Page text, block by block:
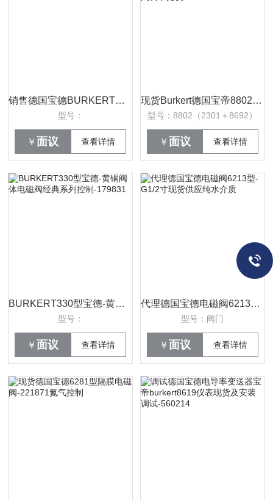
销售德国宝德BURKERT双膜片隔膜优势产品-现货供应DN8-DN100
型号：
￥ 面议 查看详情
现货Burkert德国宝帝8802型调节角座式 （2301＋8694）蒸汽调节比例
型号：8802（2301＋8692）
￥ 面议 查看详情
BURKERT330型宝德-黄铜阀体电磁阀经典系列控制-179831
型号：
￥ 面议 查看详情
代理德国宝德电磁阀6213型-G1/2寸现货供应纯水介质
型号：阀门
￥ 面议 查看详情